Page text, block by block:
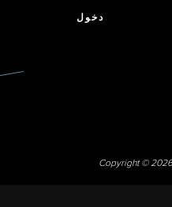
دخول
Copyright ©